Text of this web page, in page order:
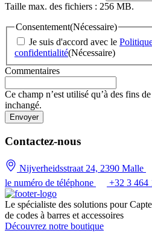
Taille max. des fichiers : 256 MB.
Consentement(Nécessaire)
Je suis d'accord avec le
confidentialité(Nécessaire)
Commentaires
Ce champ n’est utilisé qu’à des fins
inchangé.
Contactez-nous
Nijverheidsstraat 24, 2390 Malle
le numéro de téléphone
+32 3 464
Le spécialiste des solutions pour
de codes à barres et accessoires
Découvrez notre boutique